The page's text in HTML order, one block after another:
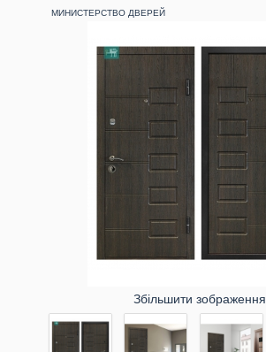
Вікна та балкони
Кондиціонери
МИНИСТЕРСТВО ДВЕРЕЙ
Збільшити зображення